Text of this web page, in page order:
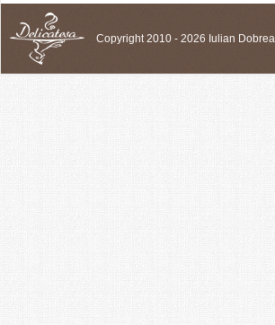
Copyright 2010 - 2026 Iulian Dobrea